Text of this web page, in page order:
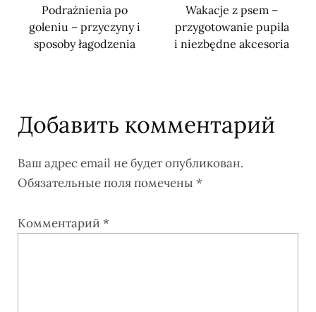
Podrażnienia po
goleniu – przyczyny i
sposoby łagodzenia
Wakacje z psem –
przygotowanie pupila
i niezbędne akcesoria
Добавить комментарий
Ваш адрес email не будет опубликован.
Обязательные поля помечены *
Комментарий *